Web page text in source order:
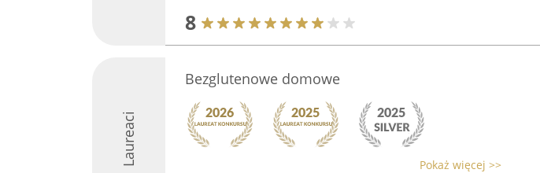
8
Laureaci
Bezglutenowe domowe
Pokaż więcej >>